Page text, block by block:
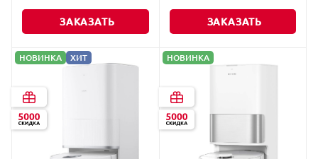
ЗАКАЗАТЬ ЗАКАЗАТЬ
НОВИНКА ХИТ НОВИНКА